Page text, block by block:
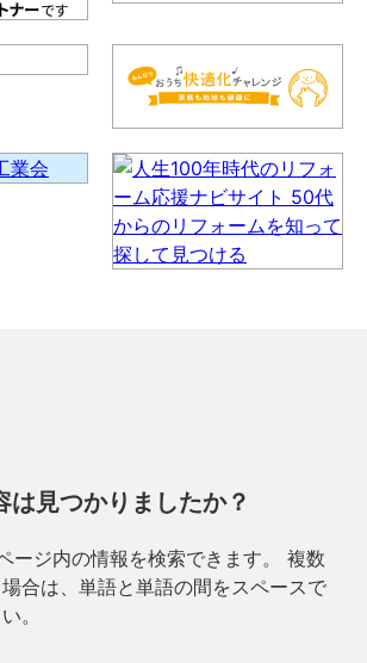
は見つかりましたか？
ージ内の情報を検索できます。 複数
合は、単語と単語の間をスペースで
。